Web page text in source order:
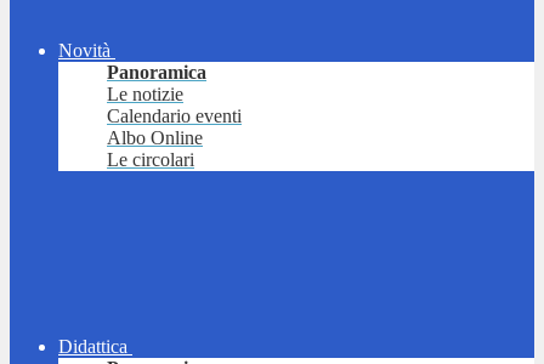
Novità
Panoramica
Le notizie
Calendario eventi
Albo Online
Le circolari
Didattica